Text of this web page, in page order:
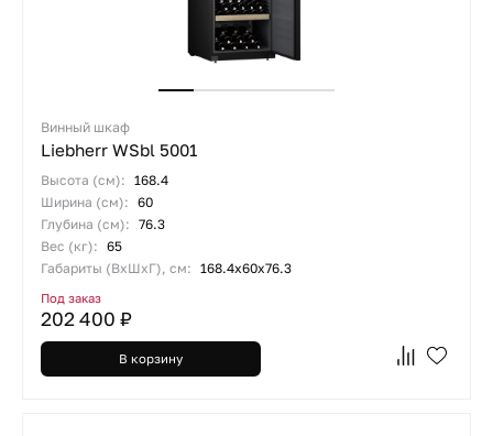
Винный шкаф
Liebherr WSbl 5001
Высота (см): 168.4
Ширина (см): 60
Глубина (см): 76.3
Вес (кг): 65
Габариты (ВхШхГ), см: 168.4х60х76.3
Под заказ
202 400 ₽
В корзину